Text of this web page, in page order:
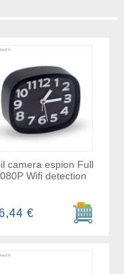
camera espion Full
Wifi detection
Ajouter
€